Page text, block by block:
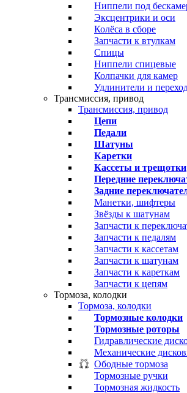
Ниппели под
Эксцентрики и оси
Колёса в сборе
Запчасти к втулкам
Спицы
Ниппели спицевые
Колпачки для камер
Удлинители и
Трансмиссия, привод
Трансмиссия, привод
Цепи
Педали
Шатуны
Каретки
Кассеты и трещотки
Передние
Задние
Манетки, шифтеры
Звёзды к шатунам
Запчасти к
Запчасти к педалям
Запчасти к кассетам
Запчасти к шатунам
Запчасти к кареткам
Запчасти к цепям
Тормоза, колодки
Тормоза, колодки
Тормозные колодки
Тормозные роторы
Гидравлические
Механические
Ободные тормоза
Тормозные ручки
Тормозная жидкость